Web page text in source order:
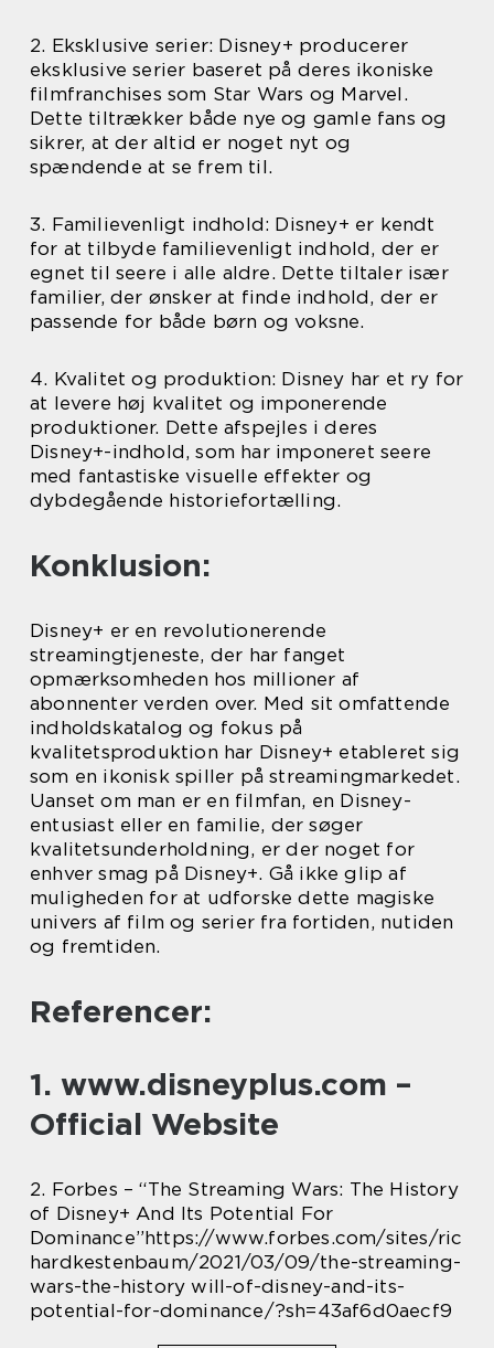
2. Eksklusive serier: Disney+ producerer
eksklusive serier baseret på deres ikoniske
filmfranchises som Star Wars og Marvel.
Dette tiltrækker både nye og gamle fans og
sikrer, at der altid er noget nyt og
spændende at se frem til.
3. Familievenligt indhold: Disney+ er kendt
for at tilbyde familievenligt indhold, der er
egnet til seere i alle aldre. Dette tiltaler især
familier, der ønsker at finde indhold, der er
passende for både børn og voksne.
4. Kvalitet og produktion: Disney har et ry for
at levere høj kvalitet og imponerende
produktioner. Dette afspejles i deres
Disney+-indhold, som har imponeret seere
med fantastiske visuelle effekter og
dybdegående historiefortælling.
Konklusion:
Disney+ er en revolutionerende
streamingtjeneste, der har fanget
opmærksomheden hos millioner af
abonnenter verden over. Med sit omfattende
indholdskatalog og fokus på
kvalitetsproduktion har Disney+ etableret sig
som en ikonisk spiller på streamingmarkedet.
Uanset om man er en filmfan, en Disney-
entusiast eller en familie, der søger
kvalitetsunderholdning, er der noget for
enhver smag på Disney+. Gå ikke glip af
muligheden for at udforske dette magiske
univers af film og serier fra fortiden, nutiden
og fremtiden.
Referencer:
1. www.disneyplus.com –
Official Website
2. Forbes – “The Streaming Wars: The History
of Disney+ And Its Potential For
Dominance”https://www.forbes.com/sites/ric
hardkestenbaum/2021/03/09/the-streaming-
wars-the-history will-of-disney-and-its-
potential-for-dominance/?sh=43af6d0aecf9